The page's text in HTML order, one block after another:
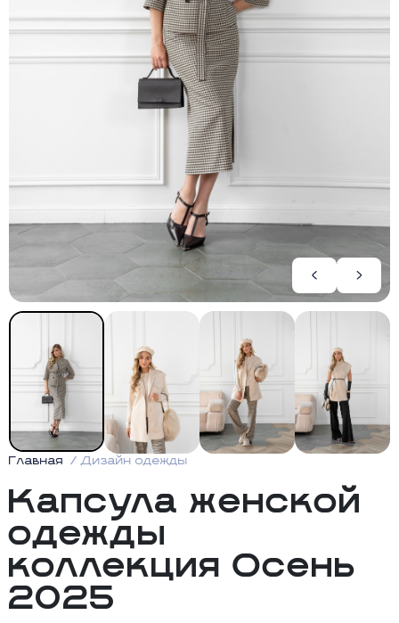
Главная Дизайн одежды
Капсула женской
одежды
коллекция Осень
2025